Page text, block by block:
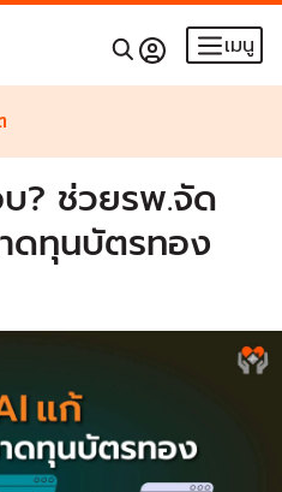
เมนู
? ช่วยรพ.จัด
ดทุนบัตรทอง